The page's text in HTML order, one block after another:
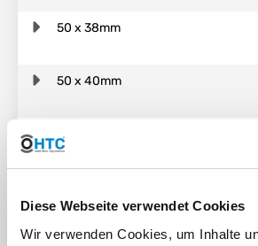
Diese Webseite verwendet Cookies
Wir verwenden Cookies, um Inhalte
50 x 38mm
50 x 40mm
50 x 50mm
Description